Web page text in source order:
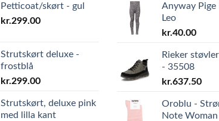
Petticoat/skørt - gul
kr.299.00
Strutskørt deluxe -
frostblå
kr.299.00
Strutskørt, deluxe pink
med lilla kant
Anyway Pige
Leo
kr.40.00
Rieker
- 35508
kr.637.50
Oroblu -
Note